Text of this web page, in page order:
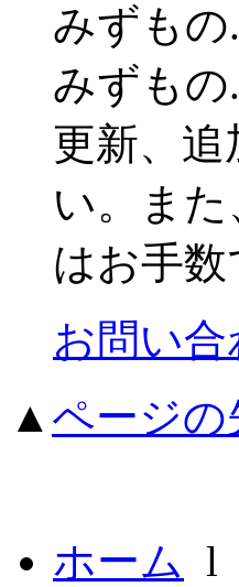
みずも
みずもの
更新、
い。ま
はお手
お問い合
▲ ページの
ホーム l